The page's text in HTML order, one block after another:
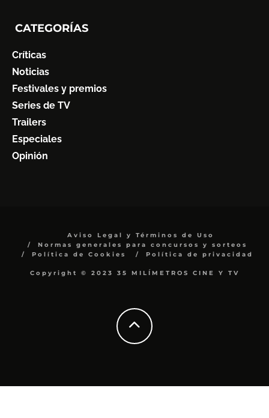
CATEGORÍAS
Críticas
Noticias
Festivales y premios
Series de TV
Trailers
Especiales
Opinión
Aviso Legal y Términos de Uso
Normas generales para concursos y sorteos
Política de Cookies
Política de privacidad
Copyright © 2023 35 MILÍMETROS CINE Y TV